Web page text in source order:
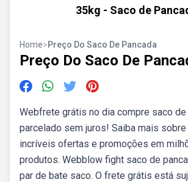
35kg - Saco de
Home>Preço Do Saco De Pancada
Preço Do Saco De
Webfrete grátis no dia compre saco de
parcelado sem juros! Saiba mais
incríveis ofertas e promoções em
produtos. Webblow fight saco de
par de bate saco. O frete grátis está